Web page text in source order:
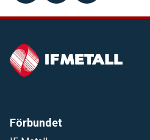
Förbundet